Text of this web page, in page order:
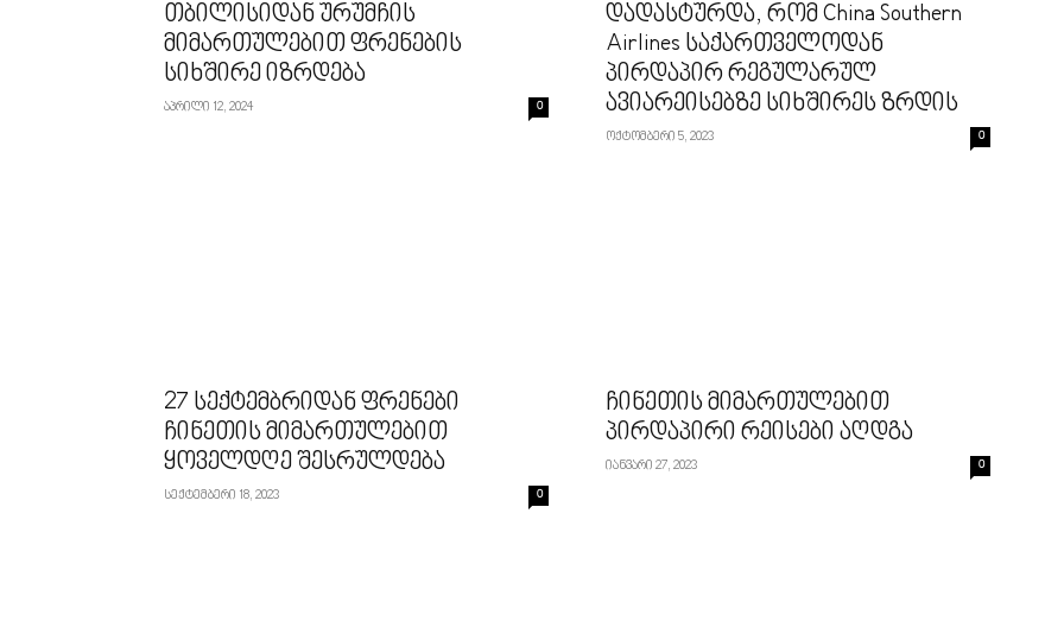
თბილისიდან ურუმჩის
მიმართულებით ფრენების
სიხშირე იზრდება
აპრილი 12, 2024 0
დადასტურდა, რომ China Southern
Airlines საქართველოდან
პირდაპირ რეგულარულ
ავიარეისებზე სიხშირეს ზრდის
ოქტომბერი 5, 2023 0
27 სექტემბრიდან ფრენები
ჩინეთის მიმართულებით
ყოველდღე შესრულდება
სექტემბერი 18, 2023 0
ჩინეთის მიმართულებით
პირდაპირი რეისები აღდგა
იანვარი 27, 2023 0